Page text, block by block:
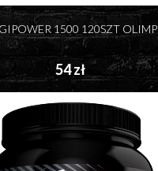
1500 120SZT OLIMP
54 zł